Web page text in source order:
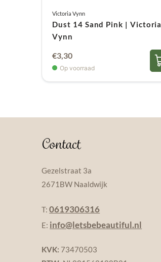
Victoria Vynn
Dust 14 Sand Pink | Victoria
Vynn
€3,30
Op voorraad
Contact
Gezelstraat 3a
2671BW Naaldwijk
T:0619306316
E: info@letsbebeautiful.nl
KVK: 73470503